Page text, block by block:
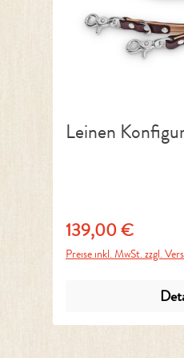
Leinen
Regulärer Preis:
139,00 €
Preise inkl. MwSt. zzgl.